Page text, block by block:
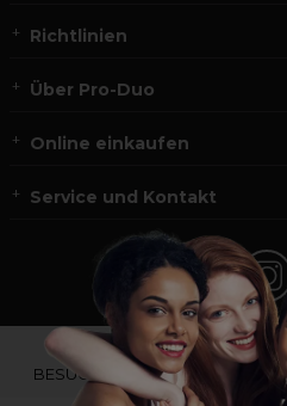
Richtlinien
Über Pro-Duo
Online einkaufen
Service und Kontakt
*Du bist kein
BESUCHE
UNSERE